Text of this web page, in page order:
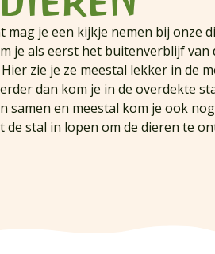
mag je een kijkje nemen bij onze
je als eerst het buitenverblijf van
zie je ze meestal lekker in de
dan kom je in de overdekte
samen en meestal kom je ook
de stal in lopen om de dieren te